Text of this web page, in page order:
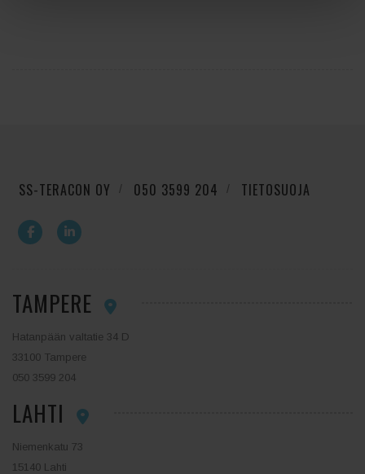
SS-TERACON OY 050 3599 204 TIETOSUOJA
TAMPERE
Hatanpään valtatie 34 D
33100 Tampere
050 3599 204
LAHTI
Niemenkatu 73
15140 Lahti